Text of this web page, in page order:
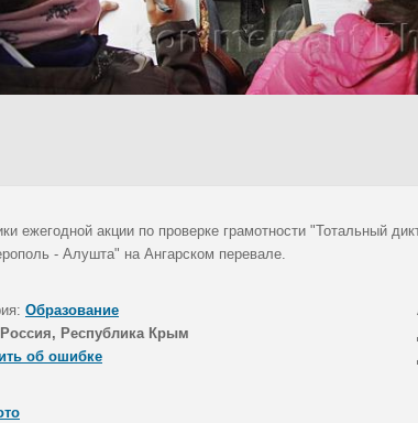
ежегодной акции по проверке грамотности "Тотальный
- Алушта" на Ангарском перевале.
Образование
Россия, Республика Крым
об ошибке